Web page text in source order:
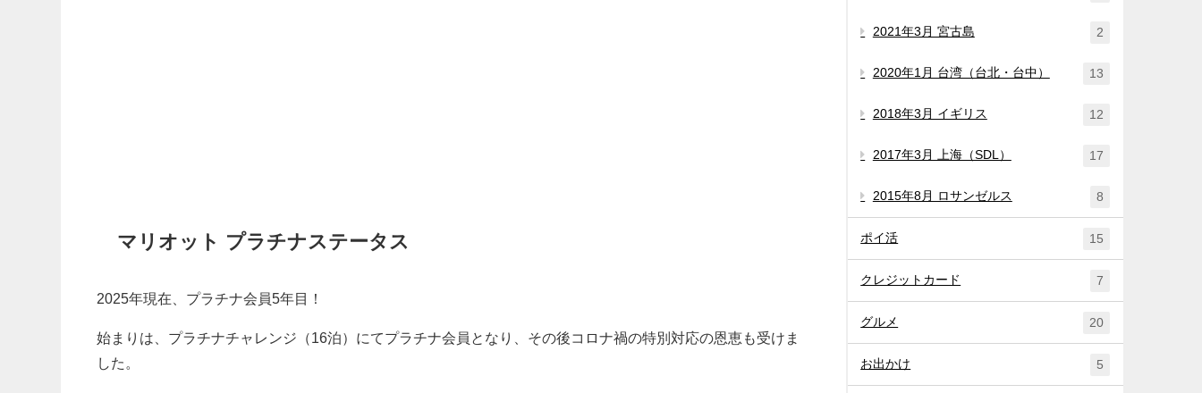
マリオット プラチナステータス
2025年現在、プラチナ会員5年目！
始まりは、プラチナチャレンジ（16泊）にてプラチナ会員となり、その後コロナ禍の特別対応の恩恵も受けま
した。
2021年3月 宮古島 2
2020年1月 台湾（台北・台中） 13
2018年3月 イギリス 12
2017年3月 上海（SDL） 17
2015年8月 ロサンゼルス 8
ポイ活 15
クレジットカード 7
グルメ 20
お出かけ 5